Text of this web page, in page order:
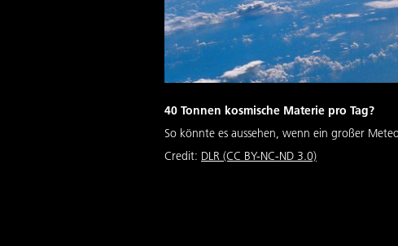
40 Tonnen kosmische Materie pro Tag?
So könnte es aussehen, wenn ein großer
Credit: DLR (CC BY-NC-ND 3.0)